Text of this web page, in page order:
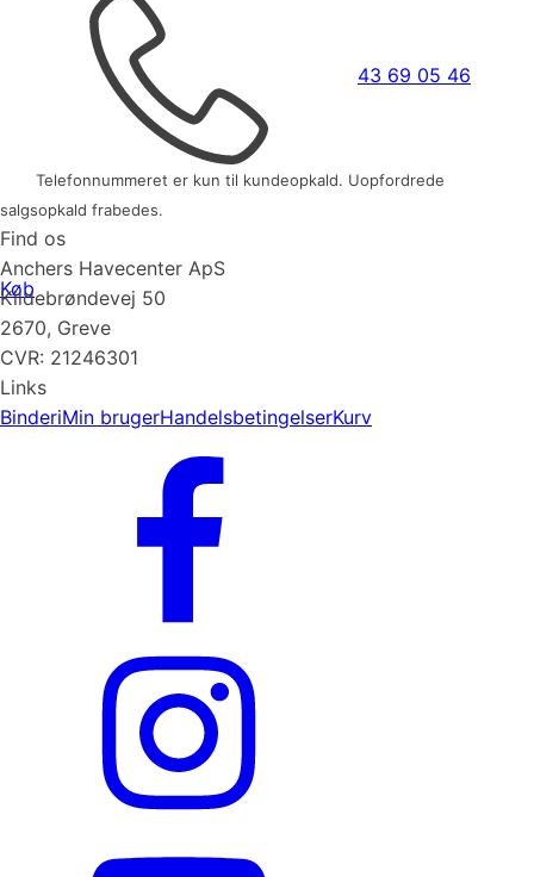
Køb
43 69 05 46
Telefonnummeret er kun til kundeopkald. Uopfordrede
salgsopkald frabedes.
Find os
Anchers Havecenter ApS
Kildebrøndevej 50
2670, Greve
CVR: 21246301
Links
BinderiMin brugerHandelsbetingelserKurv